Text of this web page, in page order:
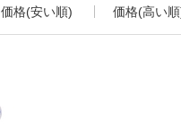
価格(安い順) 価格(高い